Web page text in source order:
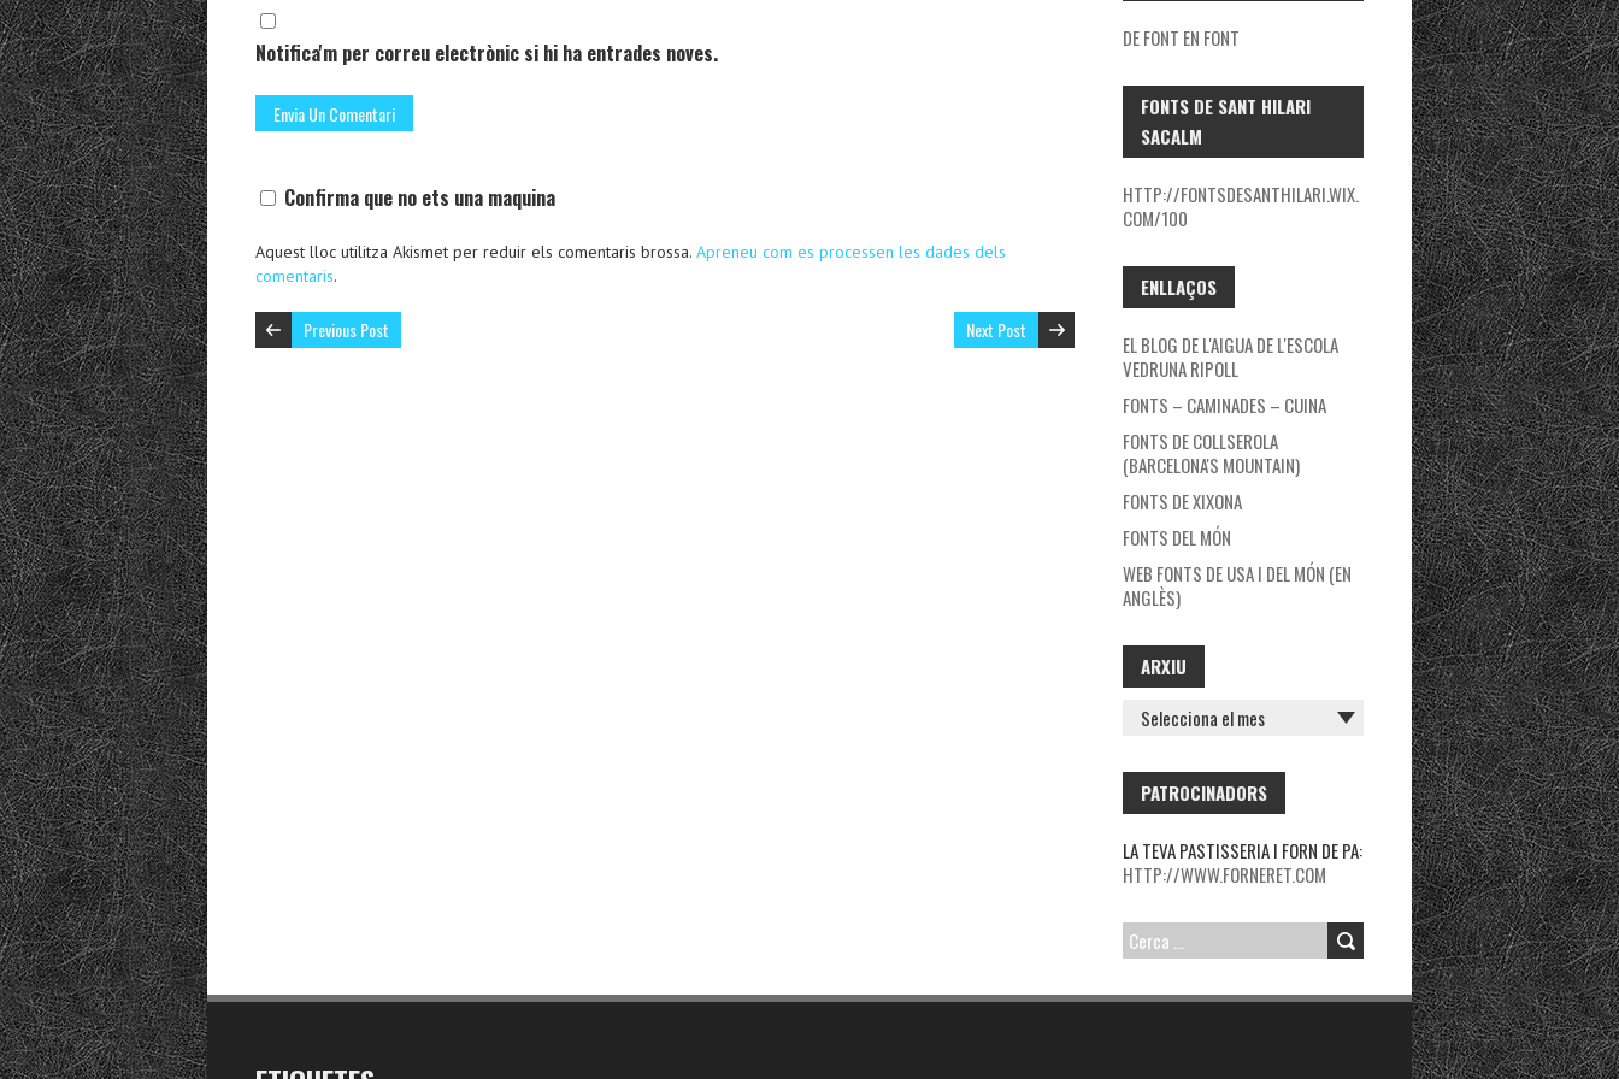
Notifica'm per correu electrònic si hi ha entrades noves.
Confirma que no ets una maquina
Aquest lloc utilitza Akismet per reduir els comentaris brossa. Apreneu com es processen les dades dels
comentaris.
Previous Post Next Post
DE FONT EN FONT
FONTS DE SANT HILARI
SACALM
HTTP://FONTSDESANTHILARI.WIX.
COM/100
ENLLAÇOS
EL BLOG DE L'AIGUA DE L'ESCOLA
VEDRUNA RIPOLL
FONTS – CAMINADES – CUINA
FONTS DE COLLSEROLA
(BARCELONA'S MOUNTAIN)
FONTS DE XIXONA
FONTS DEL MÓN
WEB FONTS DE USA I DEL MÓN (EN
ANGLÈS)
ARXIU
ARXIU
PATROCINADORS
LA TEVA PASTISSERIA I FORN DE PA:
HTTP://WWW.FORNERET.COM
CERCA: